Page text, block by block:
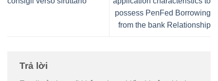
possess PenFed Borrowing
from the bank Relationship
Trả lời